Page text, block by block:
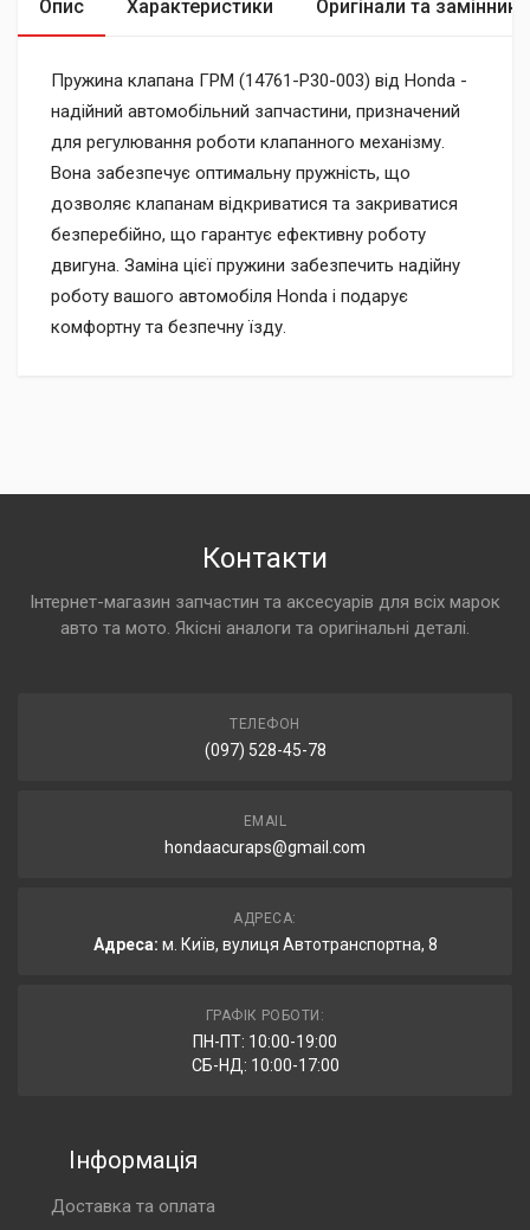
Опис Характеристики Оригінали та замінники
Пружина клапана ГРМ (14761-P30-003) від Honda -
надійний автомобільний запчастини, призначений
для регулювання роботи клапанного механізму.
Вона забезпечує оптимальну пружність, що
дозволяє клапанам відкриватися та закриватися
безперебійно, що гарантує ефективну роботу
двигуна. Заміна цієї пружини забезпечить надійну
роботу вашого автомобіля Honda і подарує
комфортну та безпечну їзду.
Контакти
Інтернет-магазин запчастин та аксесуарів для всіх марок
авто та мото. Якісні аналоги та оригінальні деталі.
ТЕЛЕФОН
(097) 528-45-78
EMAIL
hondaacuraps@gmail.com
АДРЕСА:
Адреса: м. Київ, вулиця Автотранспортна, 8
ГРАФІК РОБОТИ:
ПН-ПТ: 10:00-19:00
СБ-НД: 10:00-17:00
Інформація
Доставка та оплата